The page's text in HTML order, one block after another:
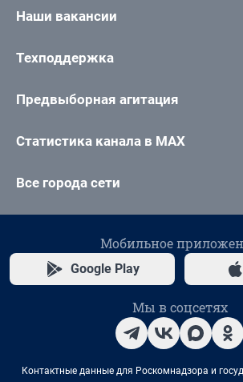
Наши вакансии
Техподдержка
Предвыборная агитация
Статистика канала в MAX
Все города сети
Мобильное
Google Play
Мы в соцсетях
Контактные данные для Роскомнадзора и